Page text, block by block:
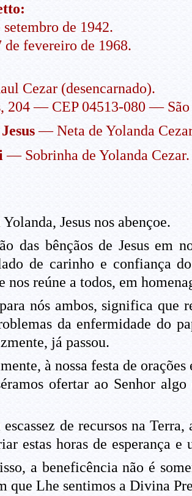
de 1942.
de fevereiro de 1968.
Cezar (desencarnado).
204 — CEP 04513-080 —
— Neta de Yolanda
— Sobrinha de Yolanda Cezar.
Jesus nos abençoe.
das bênçãos de Jesus em
de carinho e confiança
nos reúne a todos, em
nós ambos, significa que
da enfermidade do
já passou.
à nossa festa de
ofertar ao Senhor
de recursos na
estas horas de esperança
a beneficência não é
que Lhe sentimos a Divina